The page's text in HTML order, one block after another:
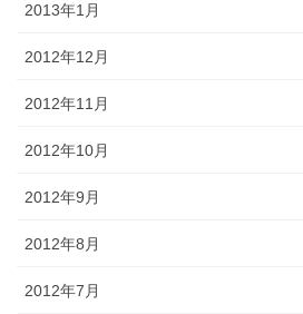
2013年1月
2012年12月
2012年11月
2012年10月
2012年9月
2012年8月
2012年7月